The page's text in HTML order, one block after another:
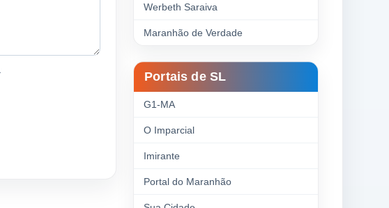
Werbeth Saraiva
Maranhão de Verdade
Portais de SL
G1-MA
O Imparcial
Imirante
Portal do Maranhão